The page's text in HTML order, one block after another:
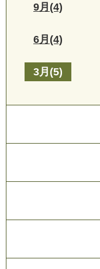
9月(4)
6月(4)
3月(5)